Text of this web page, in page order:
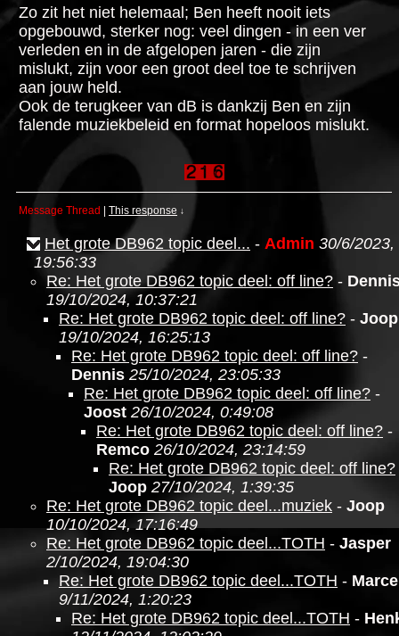
Zo zit het niet helemaal; Ben heeft nooit iets
opgebouwd, sterker nog: veel dingen - in een ver
verleden en in de afgelopen jaren - die zijn
mislukt, zijn voor een groot deel toe te schrijven
aan jouw held.
Ook de terugkeer van dB is dankzij Ben en zijn
falende muziekbeleid en format hopeloos mislukt.
Message Thread This response ↓
Het grote DB962 topic deel... - Admin 30/6/2023,
19:56:33
Re: Het grote DB962 topic deel: off line? -
19/10/2024, 10:37:21
Re: Het grote DB962 topic deel: off line? - Joop
19/10/2024, 16:25:13
Re: Het grote DB962 topic deel: off line? -
Dennis 25/10/2024, 23:05:33
Re: Het grote DB962 topic deel: off line? -
Joost 26/10/2024, 0:49:08
Re: Het grote DB962 topic deel: off line? -
Remco 26/10/2024, 23:14:59
Re: Het grote DB962 topic deel: off line?
Joop 27/10/2024, 1:39:35
Re: Het grote DB962 topic deel...muziek - Joop
10/10/2024, 17:16:49
Re: Het grote DB962 topic deel...TOTH - Jasper
2/10/2024, 19:04:30
Re: Het grote DB962 topic deel...TOTH -
9/11/2024, 1:20:23
Re: Het grote DB962 topic deel...TOTH -